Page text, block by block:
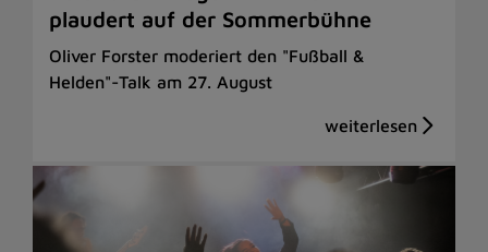
plaudert auf der Sommerbühne
Oliver Forster moderiert den "Fußball &
Helden"-Talk am 27. August